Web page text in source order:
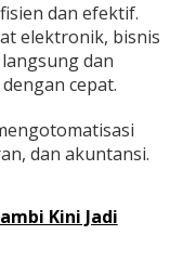
dan efektif.
elektronik, bisnis
dan
cepat.
dan akuntansi.
Kini Jadi